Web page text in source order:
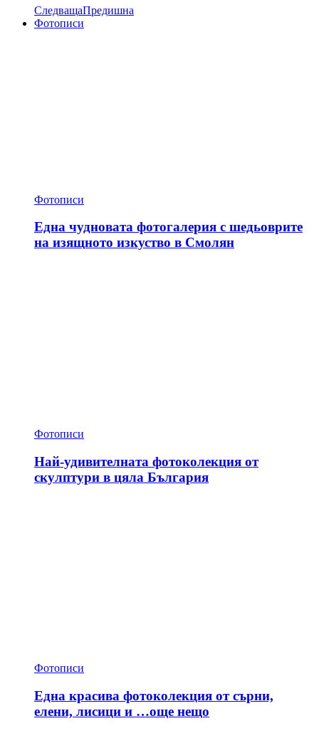
СледващаПредишна
Фотописи
Фотописи
Една чудновата фотогалерия с шедьоврите
на изящното изкуство в Смолян
Фотописи
Най-удивителната фотоколекция от
скулптури в цяла България
Фотописи
Една красива фотоколекция от сърни,
елени, лисици и …още нещо